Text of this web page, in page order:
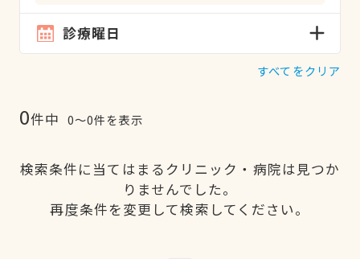
診療曜日
すべてをクリア
0件中 0〜0件を表示
検索条件に当てはまるクリニック・病院は見つか
りませんでした。
再度条件を変更して検索してください。